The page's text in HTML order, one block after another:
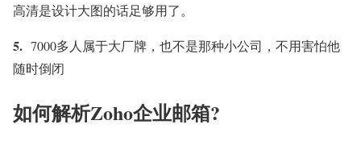
高清是设计大图的话足够用了。
5. 7000多人属于大厂牌，也不是那种小公司，不用害怕他
随时倒闭
如何解析Zoho企业邮箱?